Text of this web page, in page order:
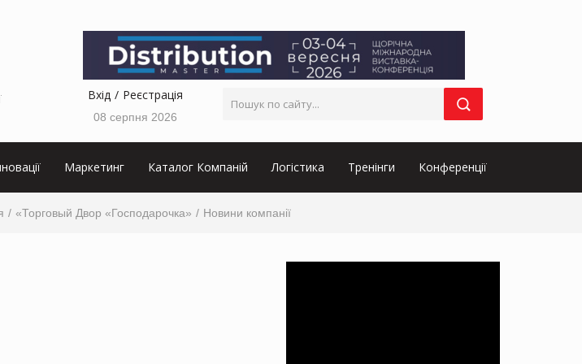
Вхід Реєстрація
08 серпня 2026
Маркетинг Каталог Компаній Логістика Тренінги Конференції
«Торговый Двор «Господарочка» Новини компанії